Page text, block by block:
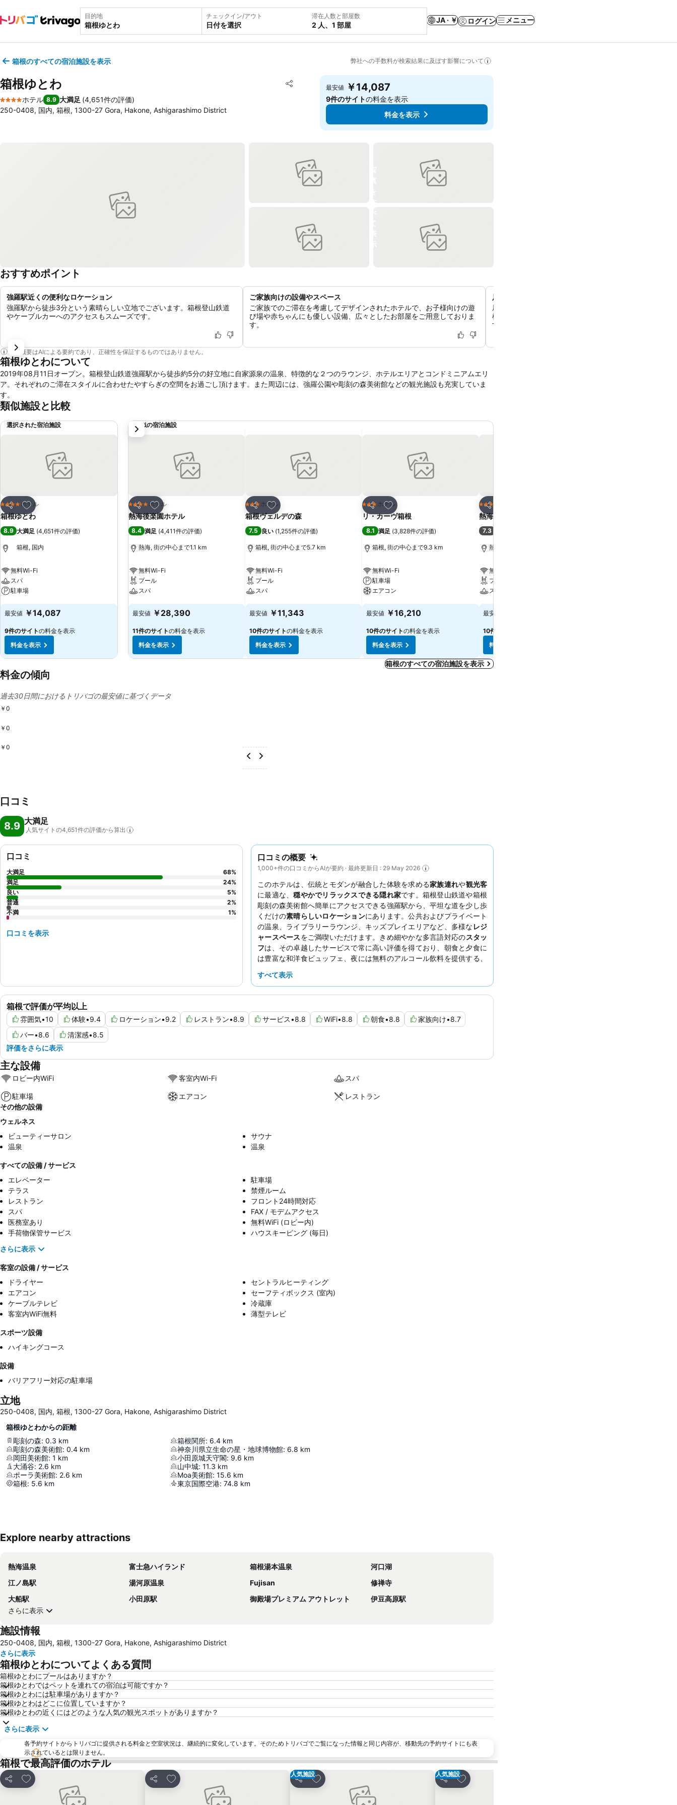
目的地 チェックイン/アウト
日付を選択
滞在人数と部屋数
2 人、1 部屋
JA · ￥ ログイン メニュー
箱根のすべての宿泊施設を表示 弊社への手数料が検索結果に及ぼす影響について
箱根ゆとわ シェア
お気に入りに追加
4 ホテルのランク
ホテル 8.9 大満足 (4,651件の評価)
250-0408, 国内, 箱根, 1300-27 Gora, Hakone, Ashigarashimo District
最安値 ￥14,087
9件のサイトの料金を表示
料金を表示
おすすめポイント
強羅駅近くの便利なロケーション
強羅駅から徒歩3分という素晴らしい立地でございます。箱根登山鉄道
やケーブルカーへのアクセスもスムーズです。
ご家族向けの設備やスペース
ご家族でのご滞在を考慮してデザインされたホテルで、お子様向けの遊
び場や赤ちゃんにも優しい設備、広々としたお部屋をご用意しておりま
す。
足湯とファイヤーピットを備えたテラス
屋外テラスでは、心地よい足湯や温かいファイヤーピッ
椅子をご用意しておりますので、夜のリラックスタイム
す。
この概要はAIによる要約であり、正確性を保証するものではありません。
箱根ゆとわについて
2019年08月11日オープン。箱根登山鉄道強羅駅から徒歩約5分の好立地に自家源泉の温泉、特徴的な２つのラウンジ、ホテルエリアとコンドミニアムエリ
ア。それぞれのご滞在スタイルに合わせたやすらぎの空間をお過ごし頂けます。また周辺には、強羅公園や彫刻の森美術館などの観光施設も充実していま
す。
類似施設と比較
選択された宿泊施設
シェア
お気に入りに追加
4 ホテルのランク
ホテル
箱根ゆとわ
8.9 大満足 (4,651件の評価)
箱根, 国内
無料Wi-Fi
スパ
駐車場
料金を表示
最安値 ￥14,087
9件のサイトの料金を表示
料金を表示
類似の宿泊施設
シェア
お気に入りに追加
4 ホテルのランク
ホテル
熱海後楽園ホテル
8.4 満足 (4,411件の評価)
熱海, 街の中心まで1.1 km
無料Wi-Fi
プール
スパ
料金を表示
最安値 ￥28,390
11件のサイトの料金を表示
料金を表示
シェア
お気に入りに追加
3 ホテルのランク
ホテル
箱根ヴェルデの森
7.5 良い (1,255件の評価)
箱根, 街の中心まで5.7 km
無料Wi-Fi
プール
スパ
料金を表示
最安値 ￥11,343
10件のサイトの料金を表示
料金を表示
シェア
お気に入りに追加
3 ホテルのランク
ホテル
リ・カーヴ箱根
8.1 満足 (3,828件の評価)
箱根, 街の中心まで9.3 km
無料Wi-Fi
駐車場
エアコン
料金を表示
最安値 ￥16,210
10件のサイトの料金を表示
料金を表示
シェア
3 ホテルのランク
熱海 森の温泉ホテル
7.3
熱海, 街の中心まで2.9 km
無料Wi-Fi
プール
スパ
料金を表示
最安値
10件のサイト
料金を表示
次
箱根のすべての宿泊施設を表示
料金の傾向
過去30日間におけるトリバゴの最安値に基づくデータ
￥0
￥0
￥0
口コミ
8.9 大満足
人気サイトの4,651件の評価から算出
口コミの概要
1,000+件の口コミからAIが要約 · 最終更新日 : 29 May 2026
このホテルは、伝統とモダンが融合した体験を求める家族連れや観光客
に最適な、穏やかでリラックスできる隠れ家です。箱根登山鉄道や箱根
彫刻の森美術館へ簡単にアクセスできる強羅駅から、平坦な道を少し歩
くだけの素晴らしいロケーションにあります。公共およびプライベート
の温泉、ライブラリーラウンジ、キッズプレイエリアなど、多様な レジ
ャースペースをご満喫いただけます。きめ細やかな多言語対応のスタッ
フは、その卓越したサービスで常に高い評価を得ており、朝食と夕食に
は豊富な和洋食ビュッフェ、夜には無料のアルコール飲料を提供する、
心ゆくまで贅沢な体験をしたいなら、
すべて表示
箱根で評価が平均以上
雰囲気•10 体験•9.4 ロケーション•9.2 レストラン•8.9 サービス•8.8 WiFi•8.8 朝食•8.8 家族向け•8.7
バー•8.6 清潔感•8.5
評価をさらに表示
口コミ
大満足 68%
満足
24%
良い
5%
普通
2%
不満
1%
口コミを表示
主な設備
ロビー内WiFi 客室内Wi-Fi スパ
駐車場 エアコン
レストラン
その他の設備
ウェルネス
ビューティーサロン
サウナ
温泉
温泉
すべての設備 / サービス
エレベーター
駐車場
テラス
禁煙ルーム
レストラン
フロント24時間対応
スパ
FAX / モデムアクセス
医務室あり
無料WiFi (ロビー内)
手荷物保管サービス
ハウスキーピング (毎日)
さらに表示
客室の設備 / サービス
ドライヤー
セントラルヒーティング
エアコン
セーフティボックス (室内)
ケーブルテレビ
冷蔵庫
客室内WiFi無料
薄型テレビ
スポーツ設備
ハイキングコース
設備
バリアフリー対応の駐車場
立地
250-0408, 国内, 箱根, 1300-27 Gora, Hakone, Ashigarashimo District
箱根ゆとわからの距離
彫刻の森: 0.3 km
彫刻の森美術館: 0.4 km
岡田美術館: 1 km
大涌谷: 2.6 km
ポーラ美術館: 2.6 km
箱根: 5.6 km
箱根関所: 6.4 km
神奈川県立生命の星・地球博物館: 6.8 km
小田原城天守閣: 9.6 km
山中城: 11.3 km
Moa美術館: 15.6 km
東京国際空港: 74.8 km
Explore nearby attractions
熱海温泉 富士急ハイランド 箱根湯本温泉
河口湖
江ノ島駅
湯河原温泉 Fujisan
修禅寺
大船駅
小田原駅 御殿場プレミアム アウトレット
伊豆高原駅
さらに表示
施設情報
250-0408, 国内, 箱根, 1300-27 Gora, Hakone, Ashigarashimo District
さらに表示
箱根ゆとわについてよくある質問
箱根ゆとわにプールはありますか？
箱根ゆとわではペットを連れての宿泊は可能ですか？
箱根ゆとわには駐車場がありますか？
箱根ゆとわはどこに位置していますか？
箱根ゆとわの近くにはどのような人気の観光スポットがありますか？
さらに表示
各予約サイトからトリバゴに提供される料金と空室状況は、継続的に変化しています。そのためトリバゴでご覧になった情報と同じ内容が、移動先の予約サイトにも表
示されているとは限りません。
箱根で最高評価のホテル
シェア
お気に入りに追加
シェア
お気に入りに追加 人気施設
シェア
お気に入りに追加 人気施設
シェア
お気に入りに追加